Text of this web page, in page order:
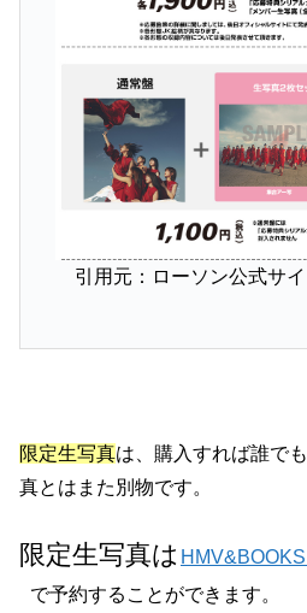
引用元：ローソン公式サイ
限定生写真は、購入すれば誰で
真とはまた別物です。
限定生写真は
で予約することができます。